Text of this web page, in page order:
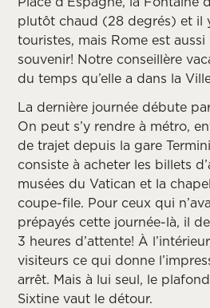
plutôt chaud (28 degrés) et il
touristes, mais Rome est
souvenir! Notre conseillère
du temps qu’elle a dans la
La dernière journée débute
On peut s’y rendre à métro,
de trajet depuis la gare
consiste à acheter les billets
musées du Vatican et la
coupe-file. Pour ceux qui
prépayés cette journée-là, il
3 heures d’attente! À
visiteurs ce qui donne
arrêt. Mais à lui seul, le
Sixtine vaut le détour.